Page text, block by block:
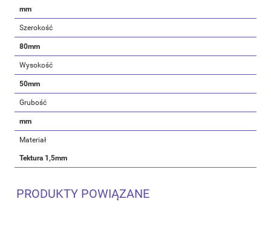
mm
Szerokość
80mm
Wysokość
50mm
Grubość
mm
Materiał
Tektura 1,5mm
PRODUKTY POWIĄZANE